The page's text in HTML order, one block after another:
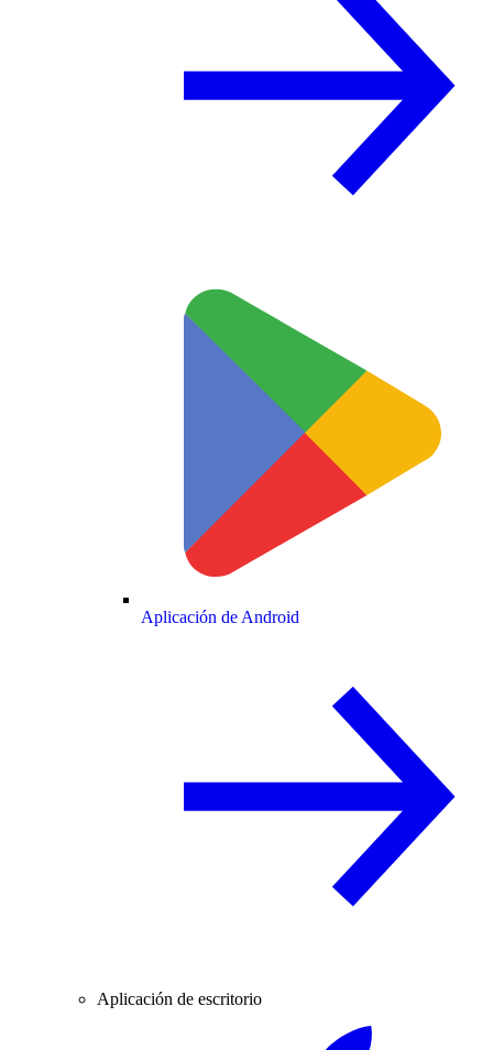
Aplicación de Android
Aplicación de escritorio